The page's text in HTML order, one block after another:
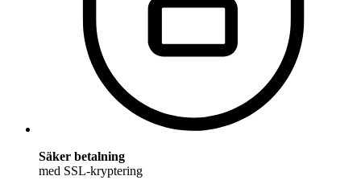
Säker betalning
med SSL-kryptering